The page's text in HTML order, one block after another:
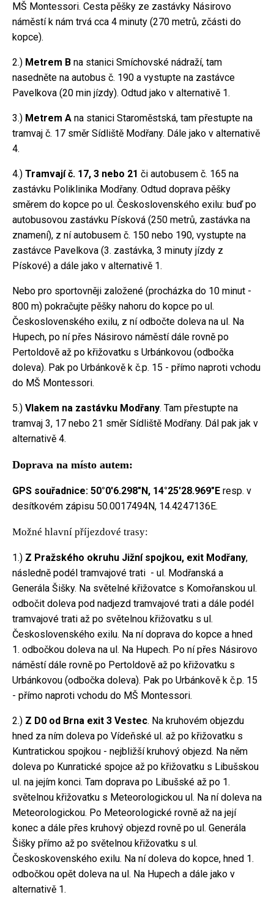
MŠ Montessori. Cesta pěšky ze zastávky Násirovo
náměstí k nám trvá cca 4 minuty (270 metrů, zčásti do
kopce).
2.) Metrem B na stanici Smíchovské nádraží, tam
nasedněte na autobus č. 190 a vystupte na zastávce
Pavelkova (20 min jízdy). Odtud jako v alternativě 1.
3.) Metrem A na stanici Staroměstská, tam přestupte na
tramvaj č. 17 směr Sídliště Modřany. Dále jako v alternativě
4.
4.) Tramvají č. 17, 3 nebo 21 či autobusem č. 165 na
zastávku Poliklinika Modřany. Odtud doprava pěšky
směrem do kopce po ul. Československého exilu: buď po
autobusovou zastávku Písková (250 metrů, zastávka na
znamení), z ní autobusem č. 150 nebo 190, vystupte na
zastávce Pavelkova (3. zastávka, 3 minuty jízdy z
Pískové) a dále jako v alternativě 1.
Nebo pro sportovněji založené (procházka do 10 minut -
800 m) pokračujte pěšky nahoru do kopce po ul.
Československého exilu, z ní odbočte doleva na ul. Na
Hupech, po ní přes Násirovo náměstí dále rovně po
Pertoldově až po křižovatku s Urbánkovou (odbočka
doleva). Pak po Urbánkově k č.p. 15 - přímo naproti vchodu
do MŠ Montessori.
5.) Vlakem na zastávku Modřany. Tam přestupte na
tramvaj 3, 17 nebo 21 směr Sídliště Modřany. Dál pak jak v
alternativě 4.
Doprava na místo autem:
GPS souřadnice: 50°0'6.298"N, 14°25'28.969"E resp. v
desítkovém zápisu 50.0017494N, 14.4247136E.
Možné hlavní příjezdové trasy:
1.) Z Pražského okruhu Jižní spojkou, exit Modřany,
následně podél tramvajové trati - ul. Modřanská a
Generála Šišky. Na světelné křižovatce s Komořanskou ul.
odbočit doleva pod nadjezd tramvajové trati a dále podél
tramvajové trati až po světelnou křižovatku s ul.
Československého exilu. Na ní doprava do kopce a hned
1. odbočkou doleva na ul. Na Hupech. Po ní přes Násirovo
náměstí dále rovně po Pertoldově až po křižovatku s
Urbánkovou (odbočka doleva). Pak po Urbánkově k č.p. 15
- přímo naproti vchodu do MŠ Montessori.
2.) Z D0 od Brna exit 3 Vestec. Na kruhovém objezdu
hned za ním doleva po Vídeňské ul. až po křižovatku s
Kuntratickou spojkou - nejbližší kruhový objezd. Na něm
doleva po Kunratické spojce až po křižovatku s Libušskou
ul. na jejím konci. Tam doprava po Libušské až po 1.
světelnou křižovatku s Meteorologickou ul. Na ní doleva na
Meteorologickou. Po Meteorologické rovně až na její
konec a dále přes kruhový objezd rovně po ul. Generála
Šišky přímo až po světelnou křižovatku s ul.
Českoskovenského exilu. Na ní doleva do kopce, hned 1.
odbočkou opět doleva na ul. Na Hupech a dále jako v
alternativě 1.